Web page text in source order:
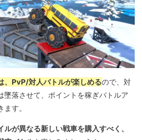
、PvP/対人バトルが楽しめるので、対
墜落させて、ポイントを稼ぎバトルア
す。
が異なる新しい戦車を購入すべく、